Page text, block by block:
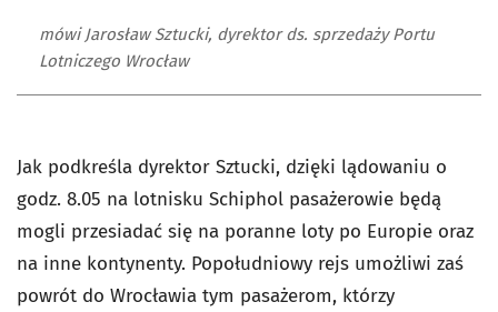
mówi Jarosław Sztucki, dyrektor ds. sprzedaży Portu
Lotniczego Wrocław
Jak podkreśla dyrektor Sztucki, dzięki lądowaniu o
godz. 8.05 na lotnisku Schiphol pasażerowie będą
mogli przesiadać się na poranne loty po Europie oraz
na inne kontynenty. Popołudniowy rejs umożliwi zaś
powrót do Wrocławia tym pasażerom, którzy